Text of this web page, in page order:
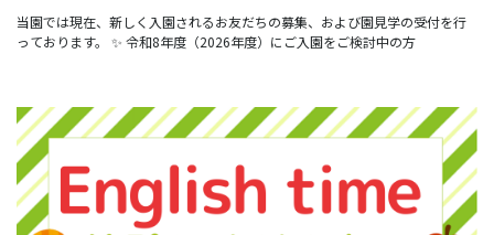
当園では現在、新しく入園されるお友だちの募集、および園見学の受付を行
っております。 ✨ 令和8年度（2026年度）にご入園をご検討中の方